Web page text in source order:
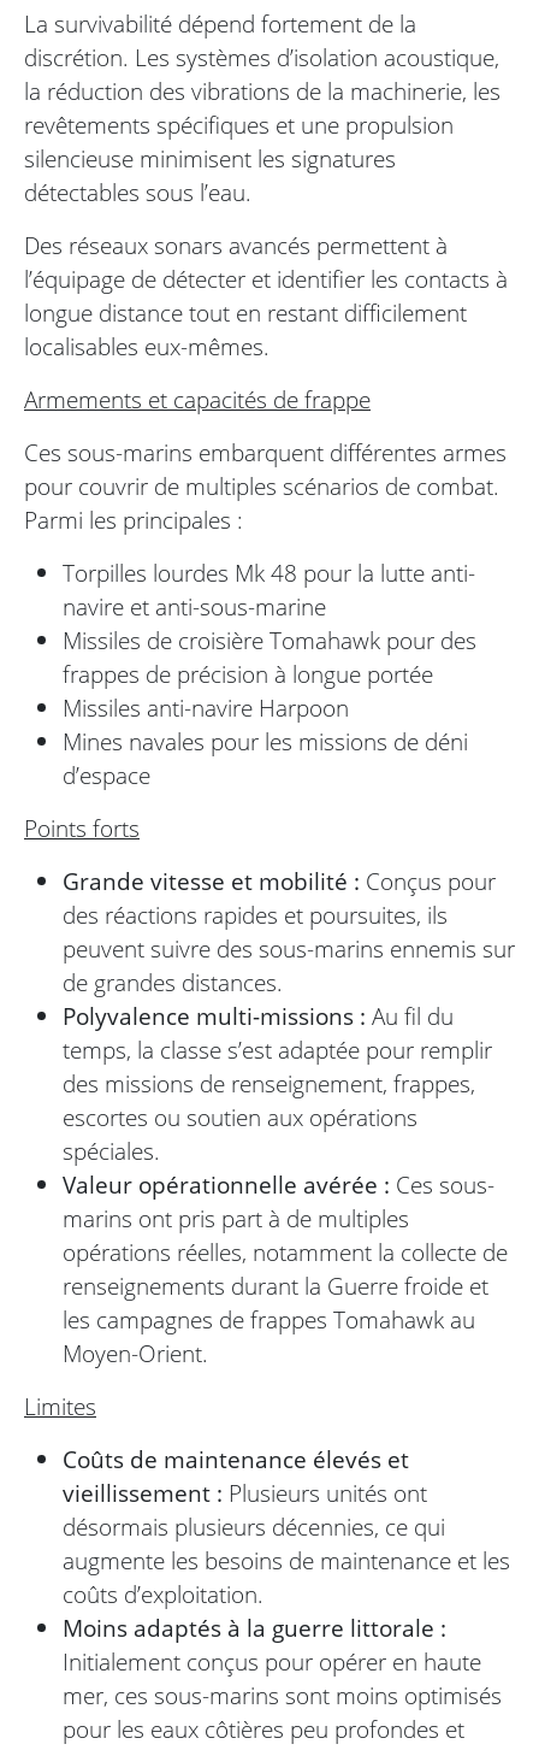
La survivabilité dépend fortement de la
discrétion. Les systèmes d’isolation acoustique,
la réduction des vibrations de la machinerie, les
revêtements spécifiques et une propulsion
silencieuse minimisent les signatures
détectables sous l’eau.
Des réseaux sonars avancés permettent à
l’équipage de détecter et identifier les contacts à
longue distance tout en restant difficilement
localisables eux-mêmes.
Armements et capacités de frappe
Ces sous-marins embarquent différentes armes
pour couvrir de multiples scénarios de combat.
Parmi les principales :
Torpilles lourdes Mk 48 pour la lutte anti-
navire et anti-sous-marine
Missiles de croisière Tomahawk pour des
frappes de précision à longue portée
Missiles anti-navire Harpoon
Mines navales pour les missions de déni
d’espace
Points forts
Grande vitesse et mobilité : Conçus pour
des réactions rapides et poursuites, ils
peuvent suivre des sous-marins ennemis sur
de grandes distances.
Polyvalence multi-missions : Au fil du
temps, la classe s’est adaptée pour remplir
des missions de renseignement, frappes,
escortes ou soutien aux opérations
spéciales.
Valeur opérationnelle avérée : Ces sous-
marins ont pris part à de multiples
opérations réelles, notamment la collecte de
renseignements durant la Guerre froide et
les campagnes de frappes Tomahawk au
Moyen-Orient.
Limites
Coûts de maintenance élevés et
vieillissement : Plusieurs unités ont
désormais plusieurs décennies, ce qui
augmente les besoins de maintenance et les
coûts d’exploitation.
Moins adaptés à la guerre littorale :
Initialement conçus pour opérer en haute
mer, ces sous-marins sont moins optimisés
pour les eaux côtières peu profondes et